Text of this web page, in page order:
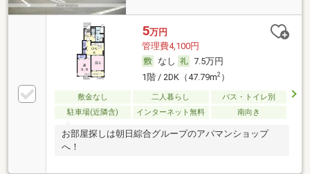
5万円
管理費4,100円
なし
7.5万円
1階 / 2DK（47.79m2）
敷金なし 二人暮らし
バス・トイレ別
駐車場(近隣含)
インターネット無料 南向き
お部屋探しは朝日綜合グループのアパマンショップ
へ！